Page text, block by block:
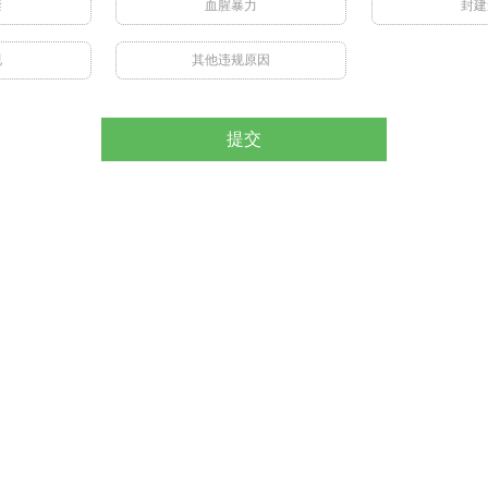
血腥暴力 封
其他违规原因
提交